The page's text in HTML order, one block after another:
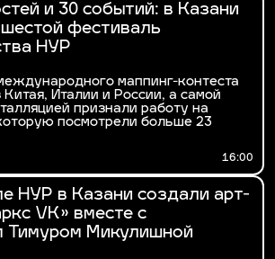
и 30 событий: в Казани
фестиваль
НУР
маппинг-контеста
Китая, Италии и России, а самой
признали работу на
посмотрели больше 23
16:00
НУР в Казани создали арт-
VK» вместе с
Тимуром Микулишной